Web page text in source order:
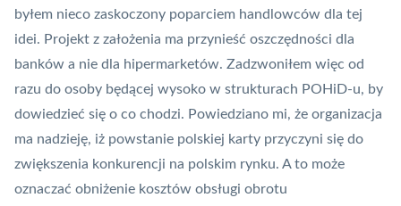
byłem nieco zaskoczony poparciem handlowców dla tej
idei. Projekt z założenia ma przynieść oszczędności dla
banków a nie dla hipermarketów. Zadzwoniłem więc od
razu do osoby będącej wysoko w strukturach POHiD-u, by
dowiedzieć się o co chodzi. Powiedziano mi, że organizacja
ma nadzieję, iż powstanie polskiej karty przyczyni się do
zwiększenia konkurencji na polskim rynku. A to może
oznaczać obniżenie kosztów obsługi obrotu